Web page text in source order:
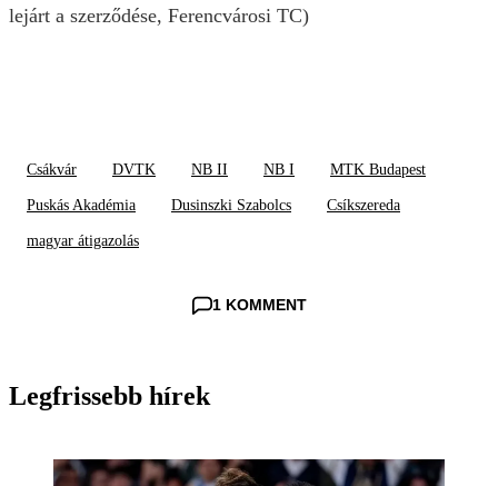
lejárt a szerződése, Ferencvárosi TC)
Csákvár DVTK NB II NB I MTK Budapest
Puskás Akadémia Dusinszki Szabolcs Csíkszereda
magyar átigazolás
1 KOMMENT
Legfrissebb hírek